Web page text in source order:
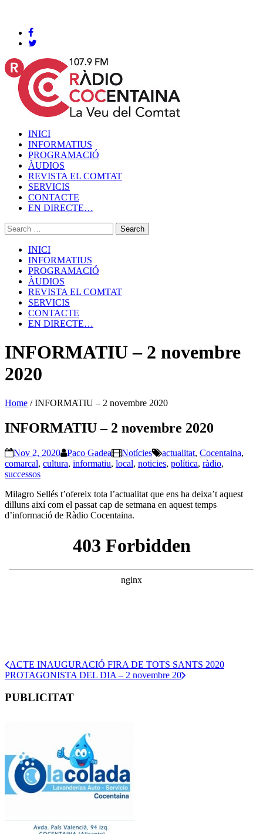
INICI
INFORMATIUS
PROGRAMACIÓ
ÀUDIOS
REVISTA EL COMTAT
SERVICIS
CONTACTE
EN DIRECTE…
INICI
INFORMATIUS
PROGRAMACIÓ
ÀUDIOS
REVISTA EL COMTAT
SERVICIS
CONTACTE
EN DIRECTE…
INFORMATIU – 2 novembre
2020
Home /INFORMATIU – 2 novembre 2020
INFORMATIU – 2 novembre 2020
Nov 2, 2020 Paco Gadea Notícies actualitat, Cocentaina,
comarcal, cultura, informatiu, local, noticies, política, ràdio,
successos
Milagro Sellés t’ofereix tota l’actualitat que ens ha deixa’t aquest
dilluns així com el passat cap de setmana en aquest temps
d’informació de Ràdio Cocentaina.
ACTE INAUGURACIÓ FIRA DE TOTS SANTS 2020
PROTAGONISTA DEL DIA – 2 novembre 20
PUBLICITAT